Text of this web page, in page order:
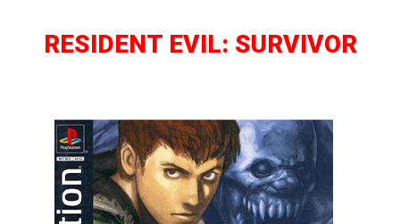
RESIDENT EVIL: SURVIVOR